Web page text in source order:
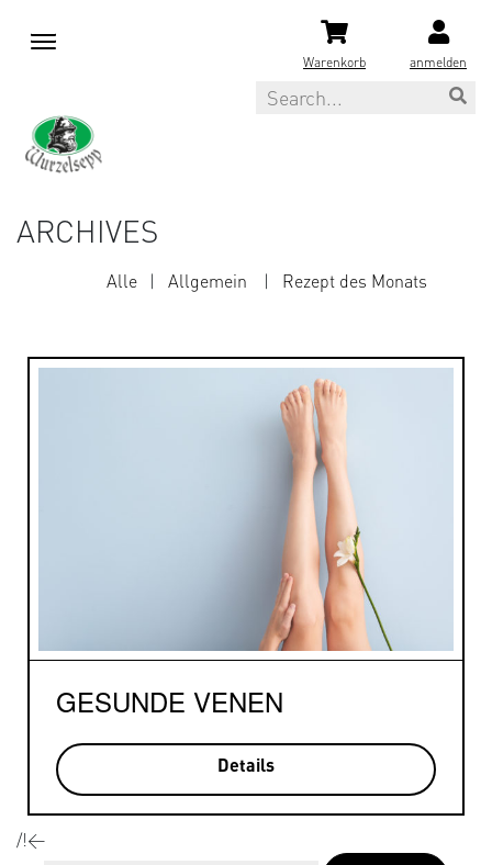
M
Warenkorb anmelden
Search
ARCHIVES
Alle Allgemein Rezept des Monats
GESUNDE VENEN
Details
/!<